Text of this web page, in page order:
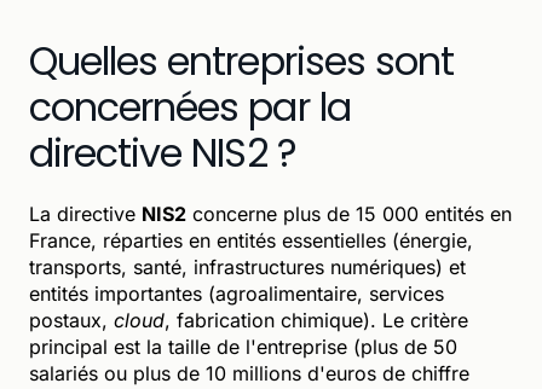
Quelles entreprises sont
concernées par la
directive NIS2 ?
La directive NIS2 concerne plus de 15 000 entités en
France, réparties en entités essentielles (énergie,
transports, santé, infrastructures numériques) et
entités importantes (agroalimentaire, services
postaux, cloud, fabrication chimique). Le critère
principal est la taille de l'entreprise (plus de 50
salariés ou plus de 10 millions d'euros de chiffre